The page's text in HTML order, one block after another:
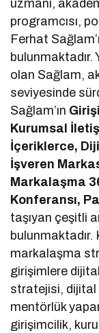
uzmanı,
programcısı,
Ferhat
bulunmaktadır.
olan Sağlam,
seviyesinde
Sağlam’ın
Kurumsal
İçeriklerce,
İşveren
Markalaşma
Konferansı,
taşıyan çeşitli
markalaşma
girişimlere
stratejisi, dijital
mentörlük
girişimcilik,